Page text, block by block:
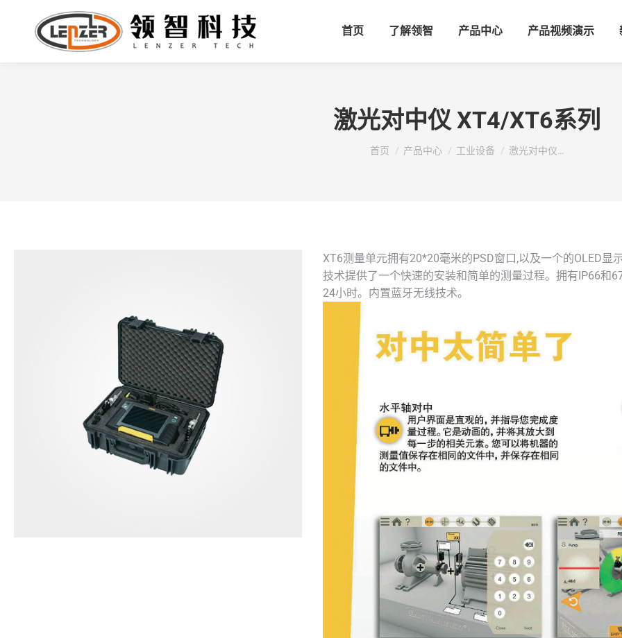
首页 了解领智 产品中心 产品视频演示
激光对中仪 XT4/XT6系列
您在这里：
首页 产品中心 工业设备 激光对中仪…
XT6测量单元拥有20*20毫米的PSD窗口,以及一个的OLED
技术提供了一个快速的安装和简单的测量过程。拥有IP66和
24小时。内置蓝牙无线技术。